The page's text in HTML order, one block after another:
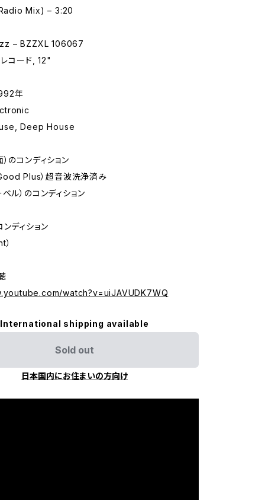
Mix) – 3:20
– BZZXL 106067
コード, 12"
年
Deep House
のコンディション
Plus）超音波洗浄済み
ル）のコンディション
ンディション
watch?v=uiJAVUDK7WQ
International shipping available
Sold out
日本国内にお住まいの方向け